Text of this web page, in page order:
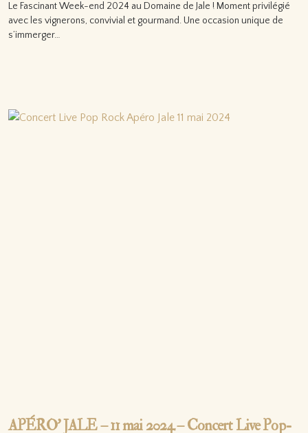
Le Fascinant Week-end 2024 au Domaine de Jale ! Moment privilégié
avec les vignerons, convivial et gourmand. Une occasion unique de
s’immerger…
APÉRO’ JALE – 11 mai 2024 – Concert Live Pop-